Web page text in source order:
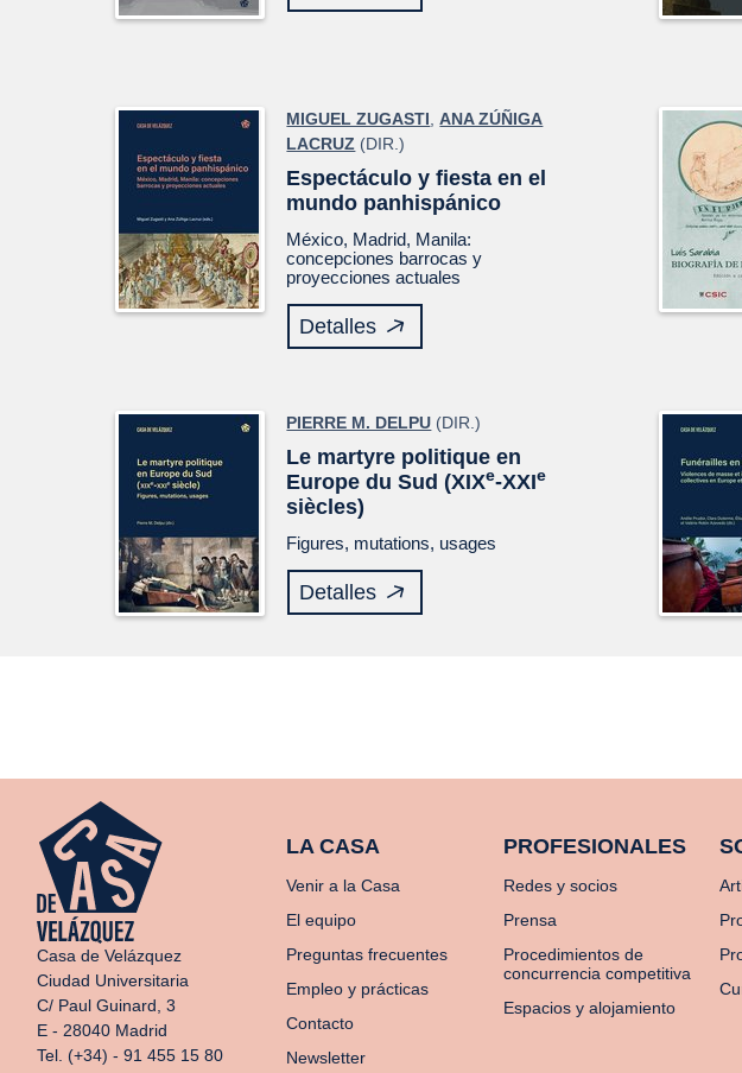
MIGUEL ZUGASTI ,ANA ZÚÑIGA
LACRUZ (DIR.)
Espectáculo y fiesta en el
mundo panhispánico
México, Madrid, Manila:
concepciones barrocas y
proyecciones actuales
Detalles
PIERRE M. DELPU (DIR.)
Le martyre politique en
Europe du Sud (XIXe-XXIe
siècles)
Figures, mutations, usages
Detalles
Casa de Velázquez
Ciudad Universitaria
C/ Paul Guinard, 3
E - 28040 Madrid
Tel. (+34) - 91 455 15 80
LA CASA
Venir a la Casa
El equipo
Preguntas frecuentes
Empleo y prácticas
Contacto
Newsletter
PROFESIONALES
Redes y socios
Prensa
Procedimientos de
concurrencia competitiva
Espacios y alojamiento